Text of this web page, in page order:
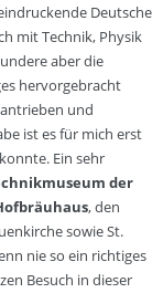
Deutsche
mit Technik, Physik
aber die
hervorgebracht
und
ist es für mich erst
Ein sehr
der
, den
sowie St.
nie so ein richtiges
Besuch in dieser